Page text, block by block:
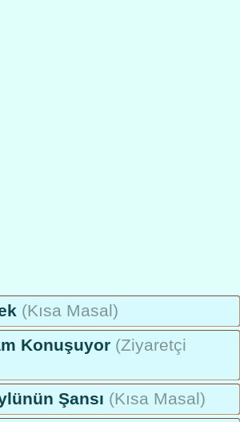
(Kısa Masal)
Konuşuyor (Ziyaretçi
Şansı (Kısa Masal)